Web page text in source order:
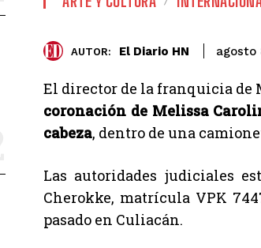
AUTOR: El Diario HN agosto
El director de la franquicia de
coronación de Melissa
cabeza, dentro de una
Las autoridades judiciales
Cherokke, matrícula VPK
pasado en Culiacán.